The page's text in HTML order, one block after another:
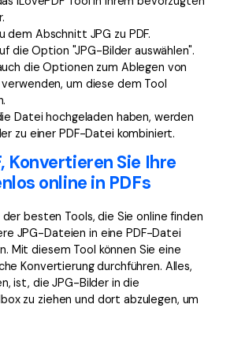
dem Abschnitt JPG zu PDF.
die Option "JPG-Bilder auswählen".
die Optionen zum Ablegen von
um diese dem Tool
Datei hochgeladen haben, werden
zu einer PDF-Datei kombiniert.
Konvertieren Sie Ihre
online in PDFs
der besten Tools, die Sie online finden
JPG-Dateien in eine PDF-Datei
Mit diesem Tool können Sie eine
Konvertierung durchführen. Alles,
ist, die JPG-Bilder in die
zu ziehen und dort abzulegen, um